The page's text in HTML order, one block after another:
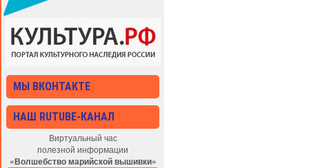
МЫ ВКОНТАКТЕ
НАШ RUTUBE-КАНАЛ
Виртуальный час
полезной информации
«Волшебство марийской вышивки»